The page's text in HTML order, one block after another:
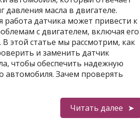
давления масла в двигателе.
работа датчика может привести к
с двигателем, включая его
этой статье мы рассмотрим, как
и заменить датчик
чтобы обеспечить надежную
автомобиля. Зачем проверять
Читать далее